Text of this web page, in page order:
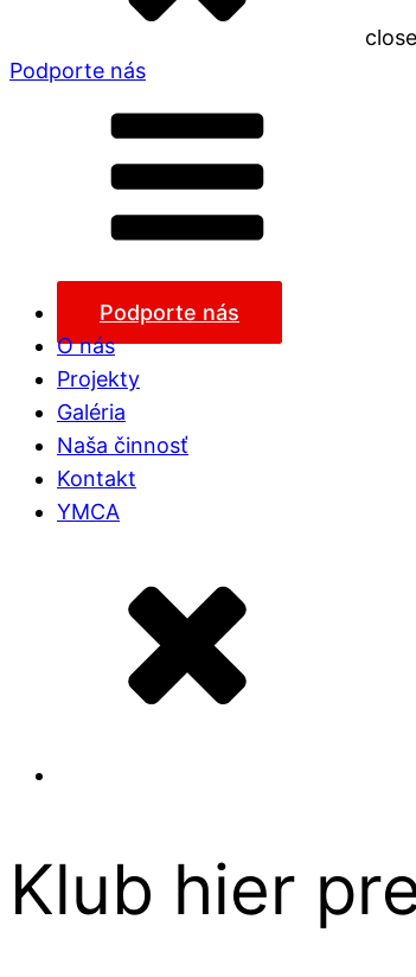
close
Podporte nás
Podporte nás
O nás
Projekty
Galéria
Naša činnosť
Kontakt
YMCA
Klub hier